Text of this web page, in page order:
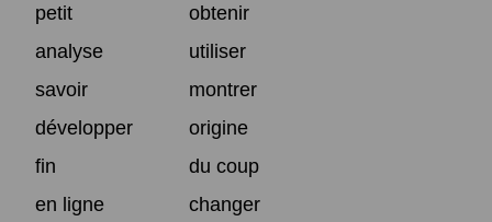
petit
obtenir
analyse
utiliser
savoir
montrer
développer
origine
fin
du coup
en ligne
changer